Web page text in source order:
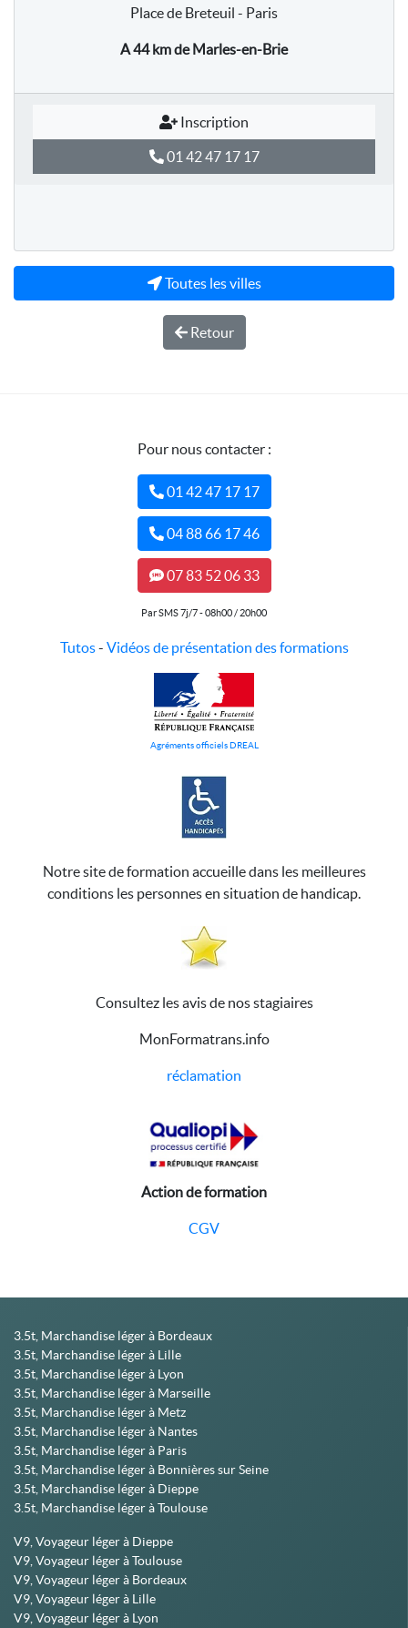
Place de Breteuil - Paris
A 44 kmde Marles-en-Brie
Inscription
01 42 47 17 17
Toutes les villes
Retour
Pour nous contacter :
01 42 47 17 17
04 88 66 17 46
07 83 52 06 33
Par SMS 7j/7 - 08h00 / 20h00
Tutos- Vidéos de présentation des formations
Agréments officiels DREAL
Notre site de formation accueille dans les meilleures
conditions les personnes en situation de handicap.
Consultez les avis de nos stagiaires
MonFormatrans.info
réclamation
Action de formation
CGV
3.5t, Marchandise léger à Bordeaux
3.5t, Marchandise léger à Lille
3.5t, Marchandise léger à Lyon
3.5t, Marchandise léger à Marseille
3.5t, Marchandise léger à Metz
3.5t, Marchandise léger à Nantes
3.5t, Marchandise léger à Paris
3.5t, Marchandise léger à Bonnières sur Seine
3.5t, Marchandise léger à Dieppe
3.5t, Marchandise léger à Toulouse
V9, Voyageur léger à Dieppe
V9, Voyageur léger à Toulouse
V9, Voyageur léger à Bordeaux
V9, Voyageur léger à Lille
V9, Voyageur léger à Lyon